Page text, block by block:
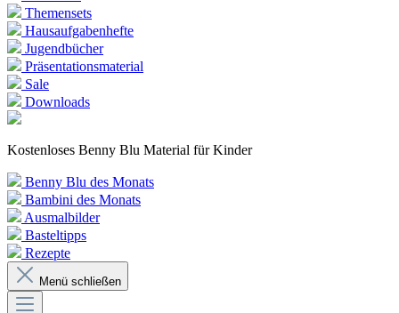
Themensets
Hausaufgabenhefte
Jugendbücher
Präsentationsmaterial
Sale
Downloads
Kostenloses Benny Blu Material für Kinder
Benny Blu des Monats
Bambini des Monats
Ausmalbilder
Basteltipps
Rezepte
Menü schließen